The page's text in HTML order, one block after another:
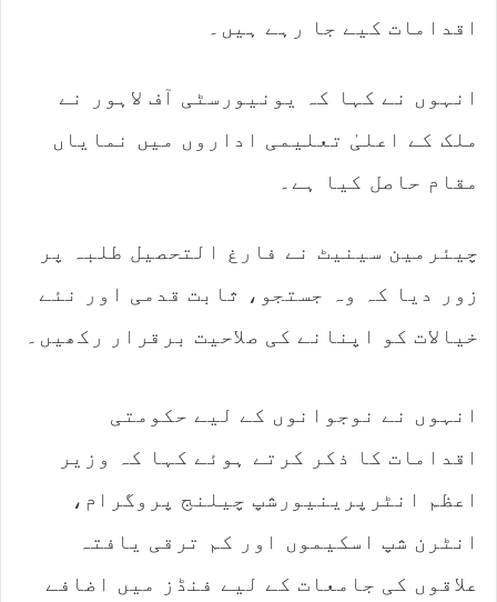
اقدامات کیے جا رہے ہیں۔
انہوں نے کہا کہ یونیورسٹی آف لاہور نے
ملک کے اعلیٰ تعلیمی اداروں میں نمایاں
مقام حاصل کیا ہے۔
چیئرمین سینیٹ نے فارغ التحصیل طلبہ پر
زور دیا کہ وہ جستجو، ثابت قدمی اور نئے
خیالات کو اپنانے کی صلاحیت برقرار رکھیں۔
انہوں نے نوجوانوں کے لیے حکومتی
اقدامات کا ذکر کرتے ہوئے کہا کہ وزیر
اعظم انٹرپرینیورشپ چیلنج پروگرام،
انٹرن شپ اسکیموں اور کم ترقی یافتہ
علاقوں کی جامعات کے لیے فنڈز میں اضافے